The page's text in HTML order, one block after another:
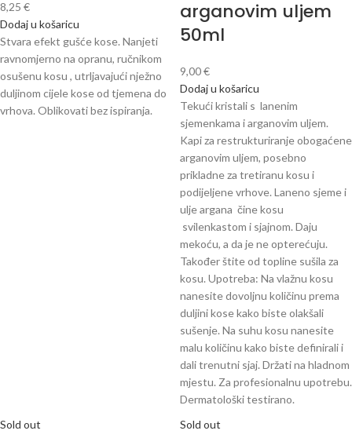
8,25 €
Dodaj u košaricu
Stvara efekt gušće kose. Nanjeti
ravnomjerno na opranu, ručnikom
osušenu kosu , utrljavajući nježno
duljinom cijele kose od tjemena do
vrhova. Oblikovati bez ispiranja.
arganovim uljem
50ml
9,00€
Dodaj u košaricu
Tekući kristali s lanenim
sjemenkama i arganovim uljem.
Kapi za restrukturiranje obogaćene
arganovim uljem, posebno
prikladne za tretiranu kosu i
podijeljene vrhove. Laneno sjeme i
ulje argana čine kosu
svilenkastom i sjajnom. Daju
mekoću, a da je ne opterećuju.
Također štite od topline sušila za
kosu. Upotreba: Na vlažnu kosu
nanesite dovoljnu količinu prema
duljini kose kako biste olakšali
sušenje. Na suhu kosu nanesite
malu količinu kako biste definirali i
dali trenutni sjaj. Držati na hladnom
mjestu. Za profesionalnu upotrebu.
Dermatološki testirano.
Sold out
Sold out